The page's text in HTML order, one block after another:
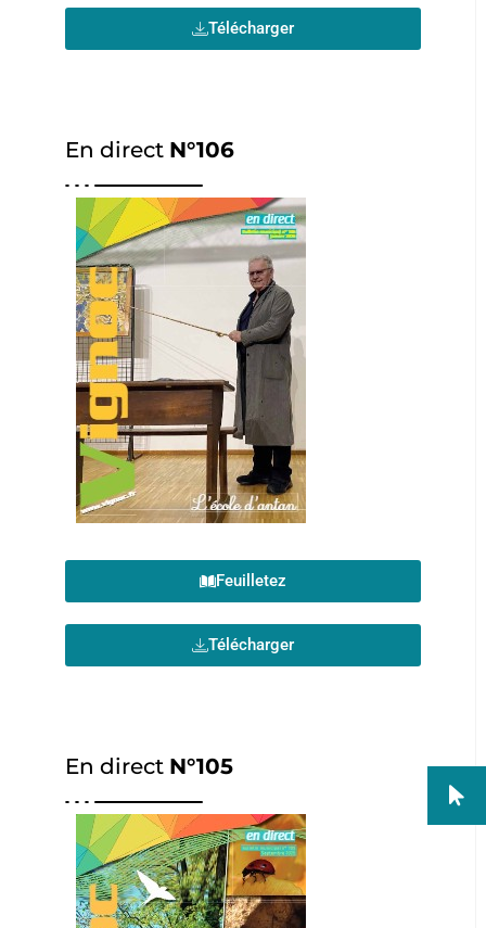
Télécharger
En direct N°106
Feuilletez
Télécharger
En direct N°105